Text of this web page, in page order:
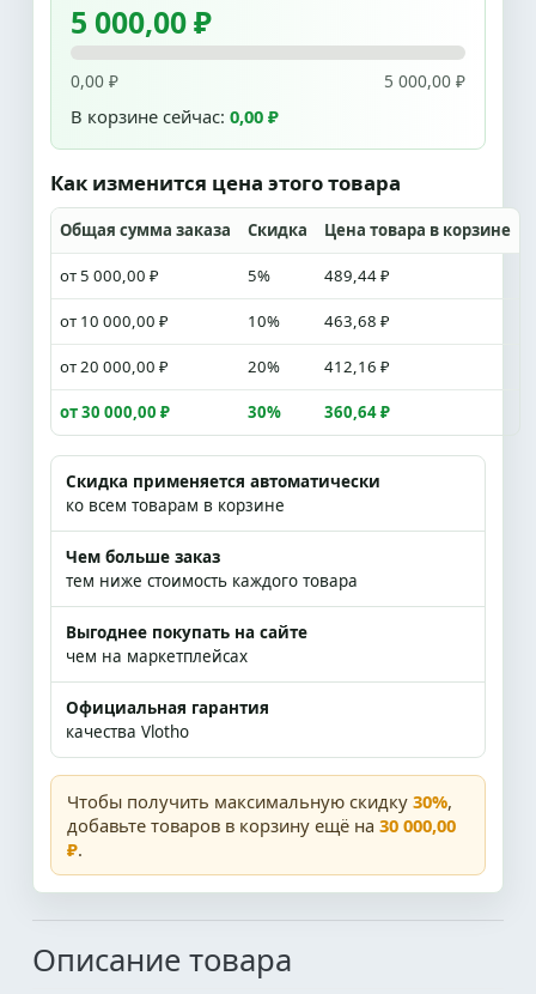
5 000,00 ₽
0,00 ₽ 5 000,00 ₽
В корзине сейчас: 0,00 ₽
Как изменится цена этого товара
Общая сумма заказа Скидка Цена товара в корзине
от 5 000,00 ₽ 5% 489,44 ₽
от 10 000,00 ₽ 10% 463,68 ₽
от 20 000,00 ₽ 20% 412,16 ₽
от 30 000,00 ₽ 30% 360,64 ₽
Скидка применяется автоматически
ко всем товарам в корзине
Чем больше заказ
тем ниже стоимость каждого товара
Выгоднее покупать на сайте
чем на маркетплейсах
Официальная гарантия
качества Vlotho
Чтобы получить максимальную скидку 30%,
добавьте товаров в корзину ещё на 30 000,00
₽.
Описание товара